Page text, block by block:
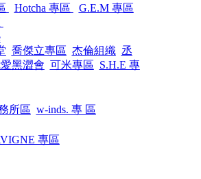
Hotcha 專區
G.E.M 專區
喬傑立專區 杰倫組織 丞
黑澀會 可米專區 S.H.E 專
所區 w-inds. 專 區
專區